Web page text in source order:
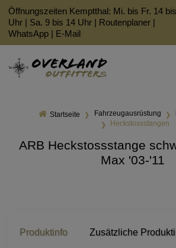
Öffnungszeiten Kemptthal: Mi. bis Fr. 14
Uhr | Sa. 9 bis 14 Uhr | Routenplaner |
WhatsApp | E-Mail
Startseite Fahrzeugausrüstung
Heckstossstangen
ARB Heckstossstange
Max '03-'11
Produktinfo Zusätzliche